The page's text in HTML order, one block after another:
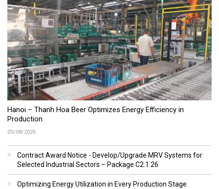
Hanoi – Thanh Hoa Beer Optimizes Energy Efficiency in
Production
05/08/2026
Contract Award Notice - Develop/Upgrade MRV Systems for
Selected Industrial Sectors – Package C2.1.26
Optimizing Energy Utilization in Every Production Stage